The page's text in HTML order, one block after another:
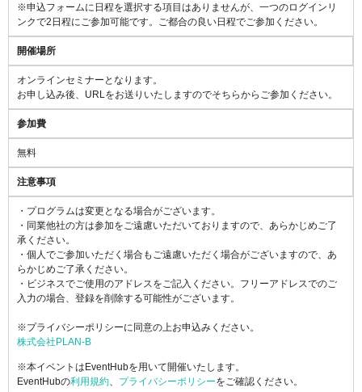
※申込フォームに日程を選択する項目はありませんが、一つのログインリ
ンクで2日程にご参加可能です。ご都合の良い日程でご参加ください。
開催場所
オンラインセミナーとなります。
お申し込み後、URLをお送りいたしますのでそちらからご参加ください。
参加費
無料
注意事項
・プログラムは変更となる場合がございます。
・同業他社の方は参加をご遠慮いただいておりますので、あらかじめご了
承ください。
・個人でご参加いただく場合もご遠慮いただく場合がございますので、あ
らかじめご了承ください。
・ビジネスでご使用のアドレスをご記入ください。フリーアドレスでのご
入力の場合、登録を削除する可能性がございます。
※プライバシーポリシーに同意の上お申込みください。
株式会社PLAN-B
※本イベントはEventHubを用いて開催いたします。
EventHubの利用規約、 プライバシーポリシーをご確認ください。